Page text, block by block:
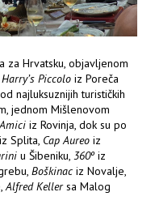
za Hrvatsku, objavljenom
Harry’s Piccolo iz Poreča
najluksuznijih turističkih
jednom Mišlenovom
iz Rovinja, dok su po
iz Splita, Cap Aureo iz
u Šibeniku,360º iz
Boškinaciz Novalje,
Alfred Kellersa Malog